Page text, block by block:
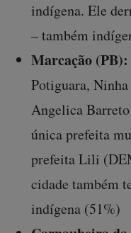
indígena. Ele
– também
Marcação (PB):
Potiguara,
Angelica
única prefeita
prefeita Lili
cidade também
indígena (51%)